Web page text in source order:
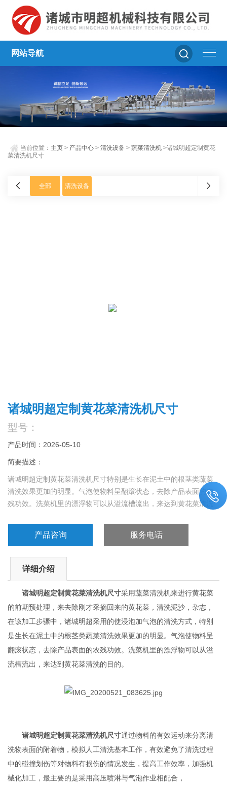
网站导航
当前位置： 主页 > 产品中心 >清洗设备 >蔬菜清洗机 >诸城明超定制黄花
菜清洗机尺寸
全部 清洗设备
诸城明超定制黄花菜清洗机尺寸
型号：
产品时间：2026-05-10
简要描述：
诸城明超定制黄花菜清洗机尺寸特别是生长在泥土中的根茎类蔬菜
清洗效果更加的明显。气泡使物料呈翻滚状态，去除产品表面的农
残功效。洗菜机里的漂浮物可以从溢流槽流出，来达到黄花菜清洗
产品咨询 服务电话
详细介绍
诸城明超定制黄花菜清洗机尺寸采用蔬菜清洗机来进行黄花菜
的前期预处理，来去除刚才采摘回来的黄花菜，清洗泥沙，杂志，
在该加工步骤中，诸城明超采用的使浸泡加气泡的清洗方式，特别
是生长在泥土中的根茎类蔬菜清洗效果更加的明显。气泡使物料呈
翻滚状态，去除产品表面的农残功效。洗菜机里的漂浮物可以从溢
流槽流出，来达到黄花菜清洗的目的。
诸城明超定制黄花菜清洗机尺寸通过物料的有效运动来分离清
洗物表面的附着物，模拟人工清洗基本工作，有效避免了清洗过程
中的碰撞划伤等对物料有损伤的情况发生，提高工作效率，加强机
械化加工，最主要的是采用高压喷淋与气泡作业相配合，